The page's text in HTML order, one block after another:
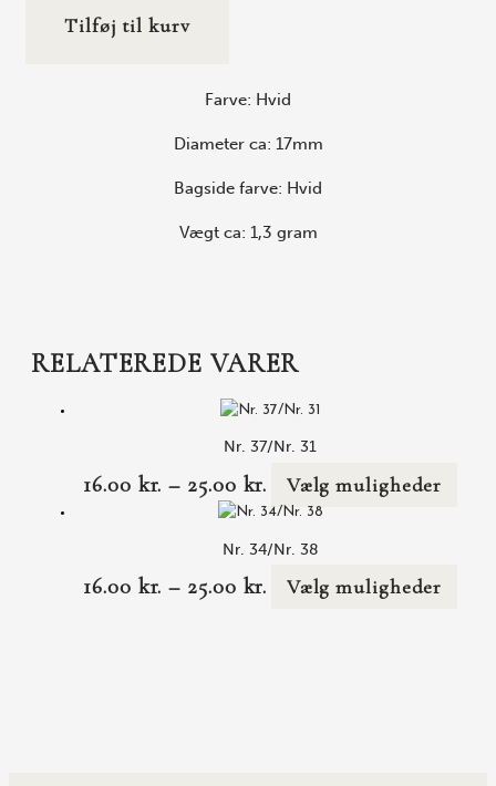
Tilføj til kurv
Farve: Hvid
Diameter ca: 17mm
Bagside farve: Hvid
Vægt ca: 1,3 gram
RELATEREDE VARER
Nr. 37/Nr. 31
16.00 kr. – 25.00 kr. Vælg muligheder
Nr. 34/Nr. 38
16.00 kr. – 25.00 kr. Vælg muligheder